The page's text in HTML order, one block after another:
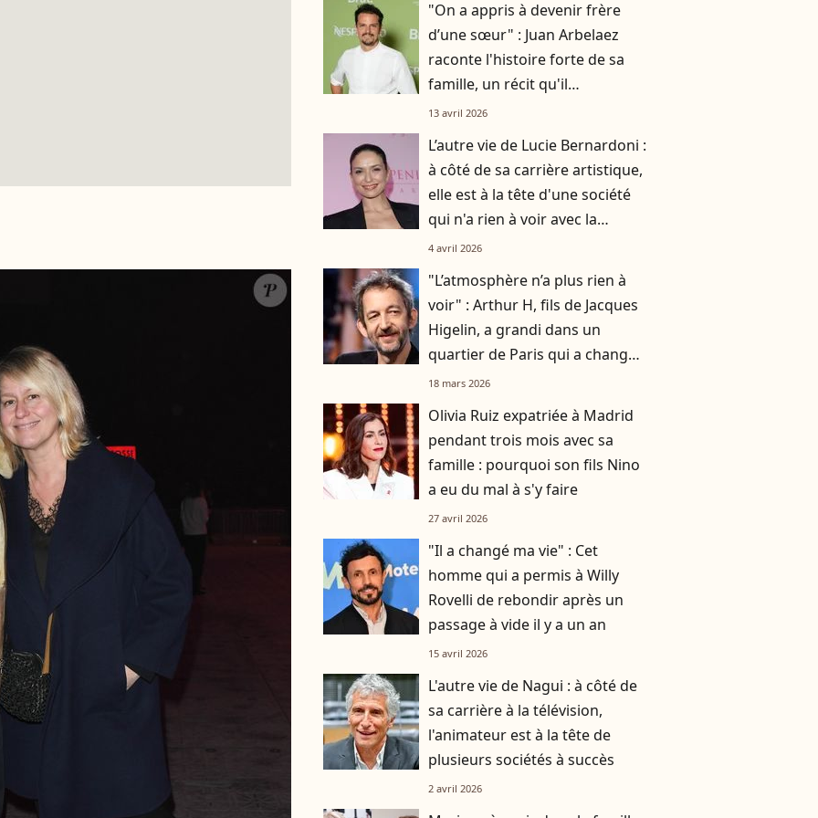
"On a appris à devenir frère
d’une sœur" : Juan Arbelaez
raconte l'histoire forte de sa
famille, un récit qu'il
transmettra à son fils
13 avril 2026
L’autre vie de Lucie Bernardoni :
à côté de sa carrière artistique,
elle est à la tête d'une société
qui n'a rien à voir avec la
musique
4 avril 2026
"L’atmosphère n’a plus rien à
voir" : Arthur H, fils de Jacques
Higelin, a grandi dans un
quartier de Paris qui a changé
du tout au tout
18 mars 2026
Olivia Ruiz expatriée à Madrid
pendant trois mois avec sa
famille : pourquoi son fils Nino
a eu du mal à s'y faire
27 avril 2026
"Il a changé ma vie" : Cet
homme qui a permis à Willy
Rovelli de rebondir après un
passage à vide il y a un an
15 avril 2026
L'autre vie de Nagui : à côté de
sa carrière à la télévision,
l'animateur est à la tête de
plusieurs sociétés à succès
2 avril 2026